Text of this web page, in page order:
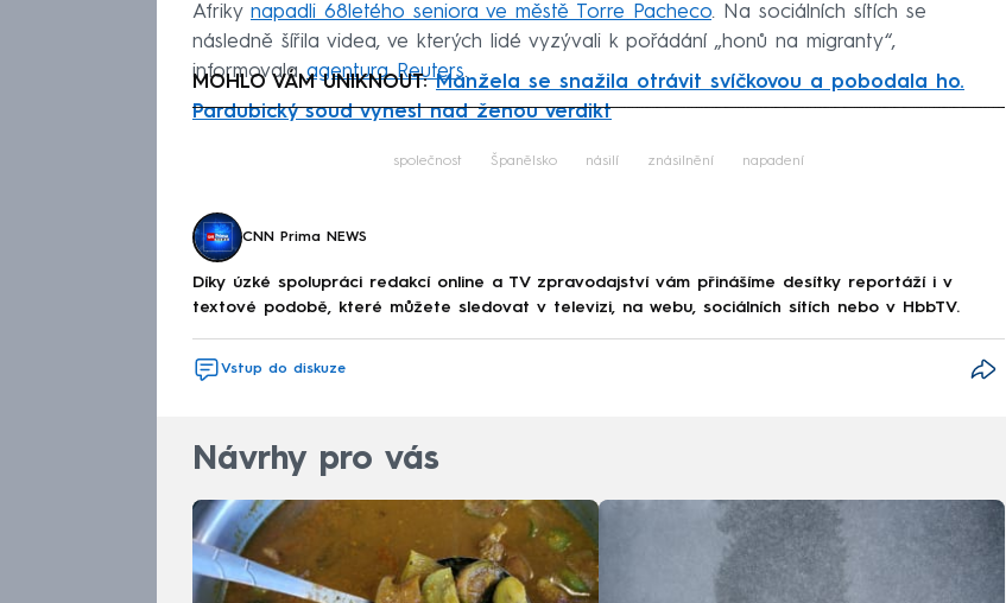
Afriky napadli 68letého seniora ve městě Torre Pacheco. Na sociálních sítích se
následně šířila videa, ve kterých lidé vyzývali k pořádání „honů na migranty“,
informovalaagentura Reuters.
MOHLO VÁM UNIKNOUT:Manžela se snažila otrávit svíčkovou a pobodala ho.
Pardubický soud vynesl nad ženou verdikt
Failed to fetch
společnost Španělsko násilí znásilnění napadení
CNN Prima NEWS
Díky úzké spolupráci redakcí online a TV zpravodajství vám přinášíme desítky reportáží i v
textové podobě, které můžete sledovat v televizi, na webu, sociálních sítích nebo v HbbTV.
Vstup do diskuze
Návrhy pro vás